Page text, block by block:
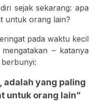
sejak sekarang: apa
untuk orang lain?
pada waktu kecil
– katanya
adalah yang paling
untuk orang lain”